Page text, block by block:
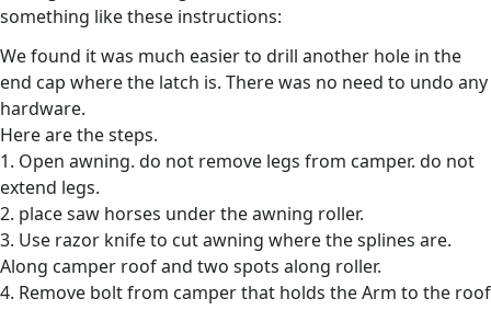
something like these instructions:
We found it was much easier to drill another hole in the
end cap where the latch is. There was no need to undo any
hardware.
Here are the steps.
1. Open awning. do not remove legs from camper. do not
extend legs.
2. place saw horses under the awning roller.
3. Use razor knife to cut awning where the splines are.
Along camper roof and two spots along roller.
4. Remove bolt from camper that holds the Arm to the roof